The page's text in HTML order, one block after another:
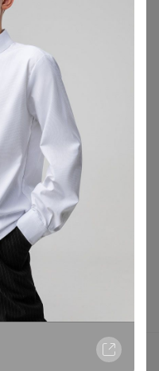
2 329